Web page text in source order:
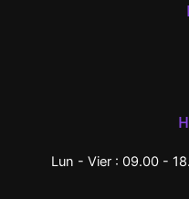
Lun - Vier : 09.00 -